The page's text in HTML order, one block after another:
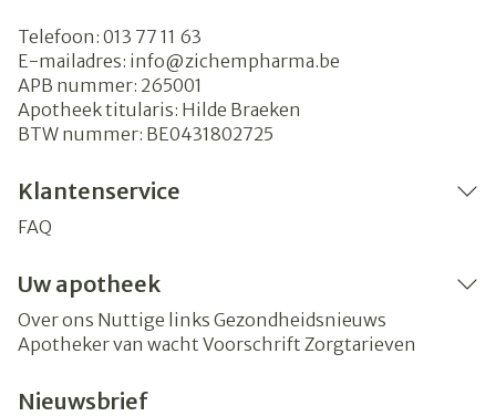
Telefoon: 013 77 11 63
E-mailadres: info@zichempharma.be
APB nummer: 265001
Apotheek titularis: Hilde Braeken
BTW nummer: BE0431802725
Klantenservice
FAQ
Uw apotheek
Over ons Nuttige links Gezondheidsnieuws
Apotheker van wacht Voorschrift Zorgtarieven
Nieuwsbrief